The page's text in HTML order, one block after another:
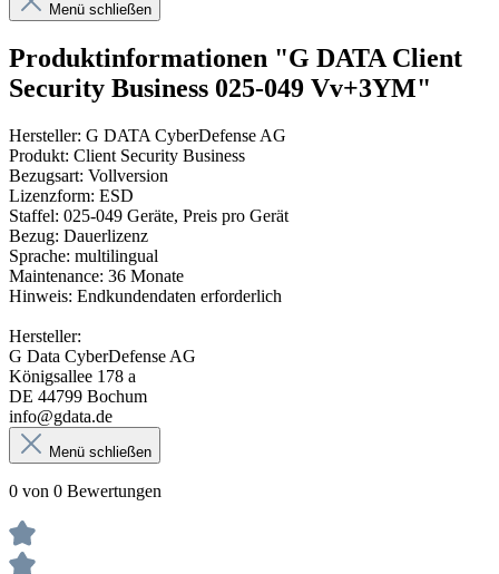
Menü schließen
Produktinformationen "G DATA Client
Security Business 025-049 Vv+3YM"
Hersteller: G DATA CyberDefense AG
Produkt: Client Security Business
Bezugsart: Vollversion
Lizenzform: ESD
Staffel: 025-049 Geräte, Preis pro Gerät
Bezug: Dauerlizenz
Sprache: multilingual
Maintenance: 36 Monate
Hinweis: Endkundendaten erforderlich
Hersteller:
G Data CyberDefense AG
Königsallee 178 a
DE 44799 Bochum
info@gdata.de
Menü schließen
0 von 0 Bewertungen